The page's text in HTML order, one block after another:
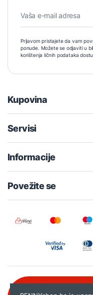
Prijavom pristajete da vam
ponude. Možete se odjaviti u
korištenja ličnih podataka
Kupovina
Servisi
Informacije
Povežite se